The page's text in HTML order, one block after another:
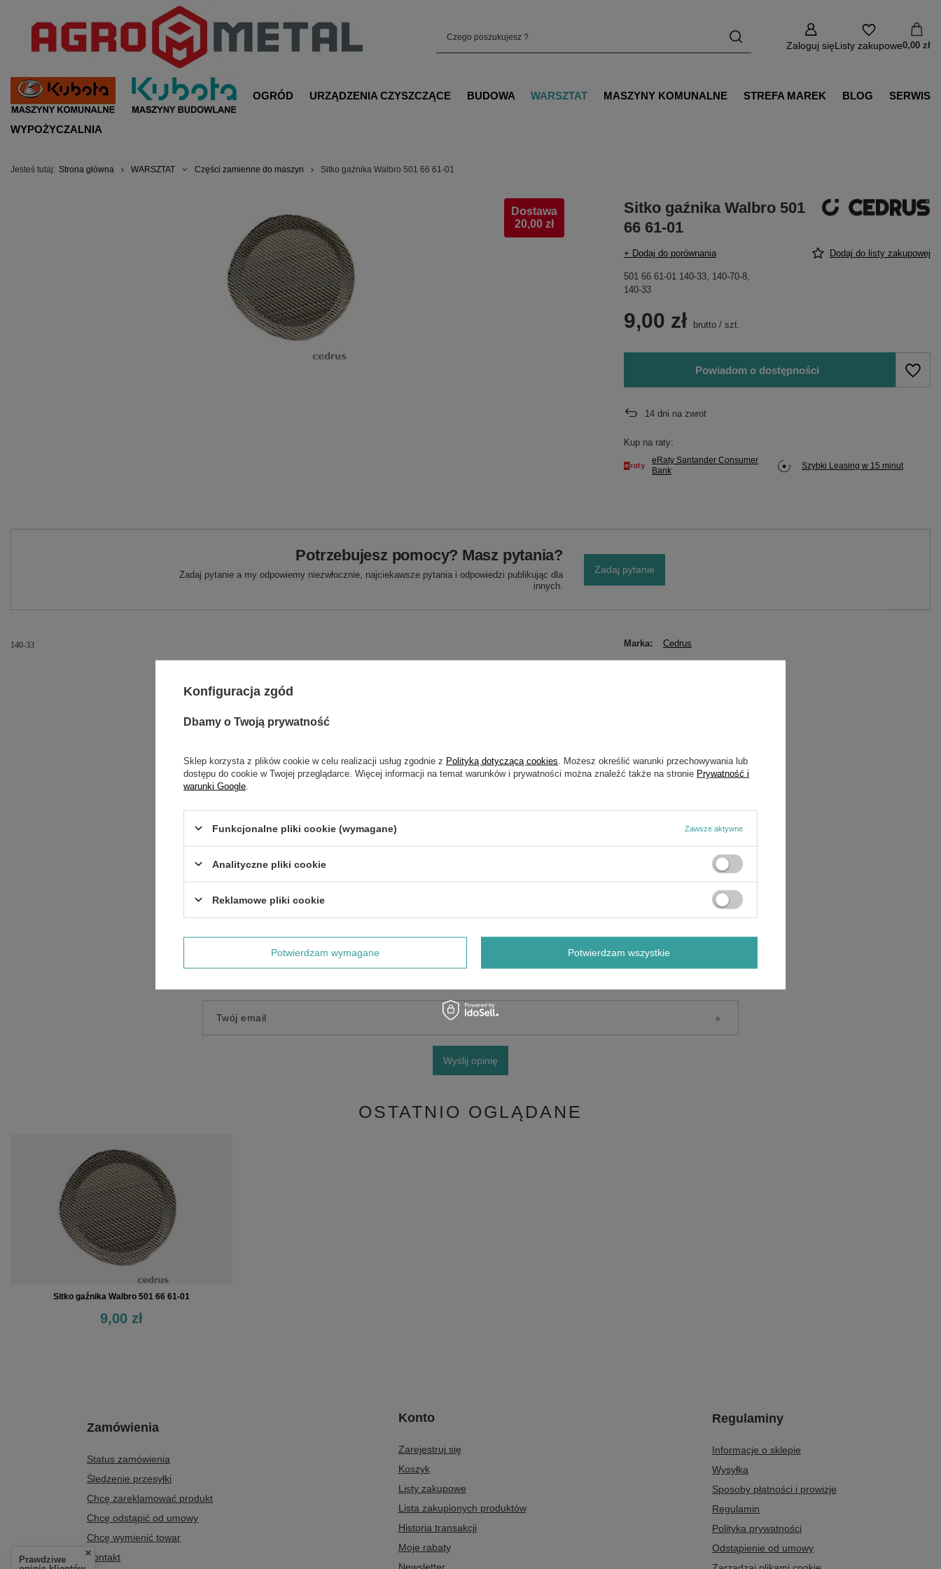
Zaloguj sięListy zakupowe0,00 zł
OGRÓD URZĄDZENIA CZYSZCZĄCE BUDOWA WARSZTAT MASZYNY KOMUNALNE STREFA MAREK BLOG SERWIS
WYPOŻYCZALNIA
Jesteś tutaj: Strona główna WARSZTAT Części zamienne do maszyn Sitko gaźnika Walbro 501 66 61-01
Dostawa
20,00 zł
Sitko gaźnika Walbro 501
66 61-01
+ Dodaj do porównania Dodaj do listy zakupowej
501 66 61-01 140-33, 140-70-8,
140-33
9,00 zł brutto /szt.
Powiadom o dostępności
14 dni na zwrot
Kup na raty:
eRaty Santander Consumer
Bank
Szybki Leasing w 15 minut
Potrzebujesz pomocy? Masz pytania?
Zadaj pytanie a my odpowiemy niezwłocznie, najciekawsze pytania i odpowiedzi publikując dla
innych.
Zadaj pytanie
140-33 Marka Cedrus
Twoja ocena:
5/5
Treść twojej opinii
Twoje imię
Twój email
Wyślij opinię
OSTATNIO OGLĄDANE
Sitko gaźnika Walbro 501 66 61-01
9,00 zł
Zamówienia
Status zamówienia
Śledzenie przesyłki
Chcę zareklamować produkt
Chcę odstąpić od umowy
Chcę wymienić towar
Kontakt
Konto
Zarejestruj się
Koszyk
Listy zakupowe
Lista zakupionych produktów
Historia transakcji
Moje rabaty
Regulaminy
Informacje o sklepie
Wysyłka
Sposoby płatności i prowizje
Regulamin
Polityka prywatności
Odstąpienie od umowy
Prawdziwe
Konfiguracja zgód
Dbamy o Twoją prywatność
Sklep korzysta z plików cookie w celu realizacji usług zgodnie z Polityką dotyczącą cookies . Możesz określić warunki przechowywania lub
dostępu do cookie w Twojej przeglądarce. Więcej informacji na temat warunków i prywatności można znaleźć także na stronie Prywatność i
warunki Google
Funkcjonalne pliki cookie (wymagane) Zawsze aktywne
Analityczne pliki cookie
Reklamowe pliki cookie
Potwierdzam wymagane Potwierdzam wszystkie